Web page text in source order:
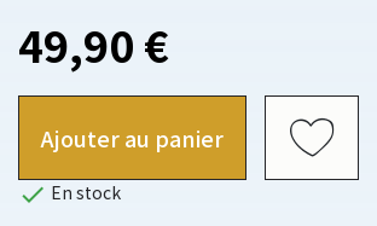
49,90 €
Ajouter au panier
 En stock